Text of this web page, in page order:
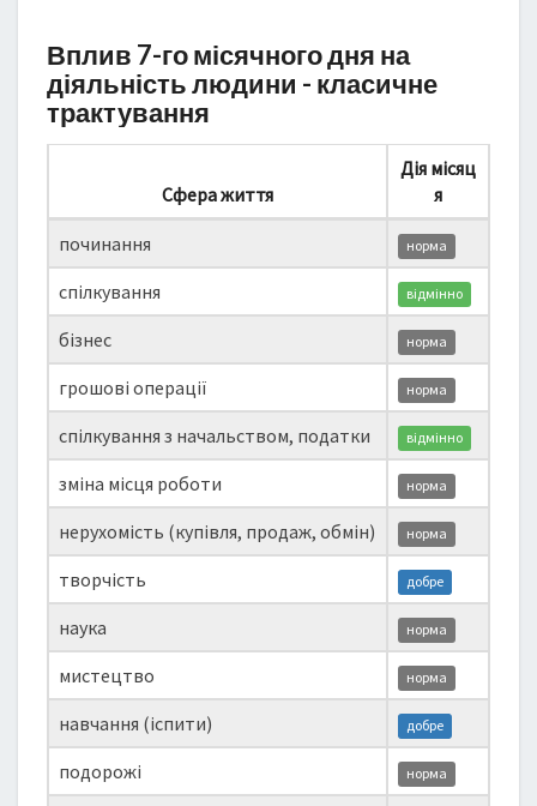
Вплив 7-го місячного дня на
діяльність людини - класичне
трактування
Сфера життя
Дія місяц
я
починання норма
спілкування відмінно
бізнес норма
грошові операції норма
спілкування з начальством, податки відмінно
зміна місця роботи норма
нерухомість (купівля, продаж, обмін) норма
творчість добре
наука норма
мистецтво норма
навчання (іспити) добре
подорожі норма